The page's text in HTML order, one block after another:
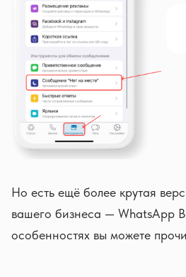
Но есть ещё более крутая
вашего бизнеса — WhatsApp
особенностях вы можете